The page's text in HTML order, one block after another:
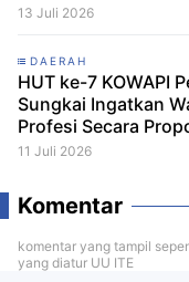
13 Juli 2026
DAERAH
HUT ke-7 KOWAPI
Sungkai Ingatkan
Profesi Secara
11 Juli 2026
Komentar
komentar yang tampil
yang diatur UU ITE